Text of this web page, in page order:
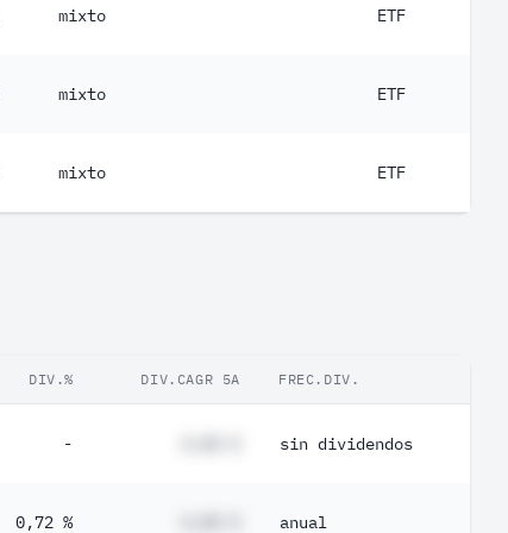
mixto ETF
mixto ETF
mixto ETF
DIV.% DIV.CAGR 5A FREC.DIV.
- sin dividendos
0,72 % anual